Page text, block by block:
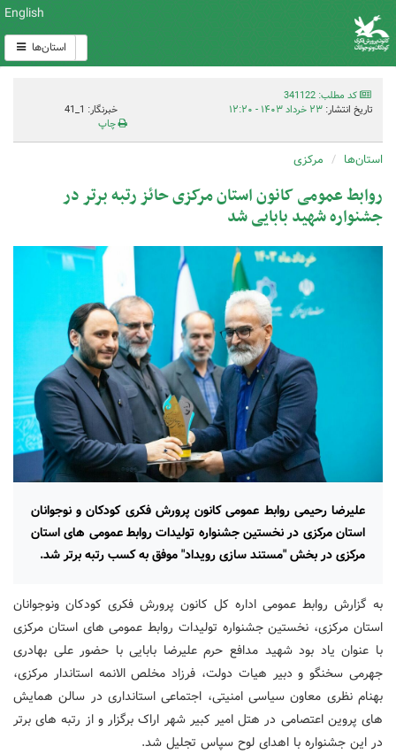
English
استان‌ها
کد مطلب: 341122
تاریخ انتشار: ۲۳ خرداد ۱۴۰۳ - ۱۲:۲۰
خبرنگار: 1_41
چاپ
استان‌ها مرکزی
روابط عمومی کانون استان مرکزی حائز رتبه برتر در
جشنواره شهید بابایی شد
علیرضا رحیمی روابط عمومی کانون پرورش فکری کودکان و نوجوانان
استان مرکزی در نخستین جشنواره تولیدات روابط عمومی های استان
مرکزی در بخش "مستند سازی رویداد" موفق به کسب رتبه برتر شد.
به گزارش روابط عمومی اداره کل کانون پرورش فکری کودکان ونوجوانان
استان مرکزی، نخستین جشنواره تولیدات روابط عمومی های استان مرکزی
با عنوان یاد بود شهید مدافع حرم علیرضا بابایی با حضور علی بهادری
جهرمی سخنگو و دبیر هیات دولت، فرزاد مخلص الانمه استاندار مرکزی،
بهنام نظری معاون سیاسی امنیتی، اجتماعی استانداری در سالن همایش
های پروین اعتصامی در هتل امیر کبیر شهر اراک برگزار و از رتبه های برتر
در این جشنواره با اهدای لوح سپاس تجلیل شد.